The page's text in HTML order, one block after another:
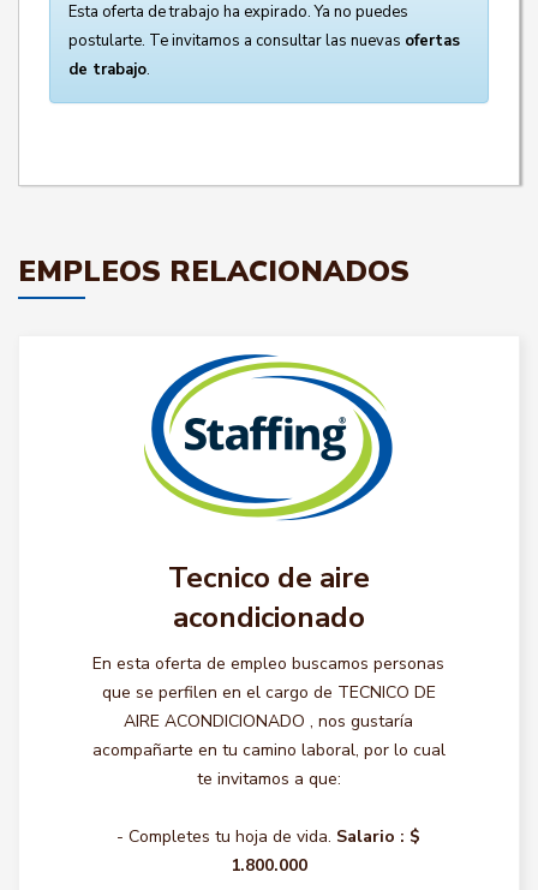
Esta oferta de trabajo ha expirado. Ya no puedes
postularte. Te invitamos a consultar las nuevas ofertas
de trabajo.
EMPLEOS RELACIONADOS
Tecnico de aire
acondicionado
En esta oferta de empleo buscamos personas
que se perfilen en el cargo de TECNICO DE
AIRE ACONDICIONADO , nos gustaría
acompañarte en tu camino laboral, por lo cual
te invitamos a que:
- Completes tu hoja de vida. Salario : $
1.800.000